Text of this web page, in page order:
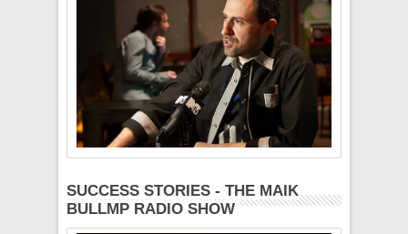
SUCCESS STORIES - THE MAIK
BULLMP RADIO SHOW